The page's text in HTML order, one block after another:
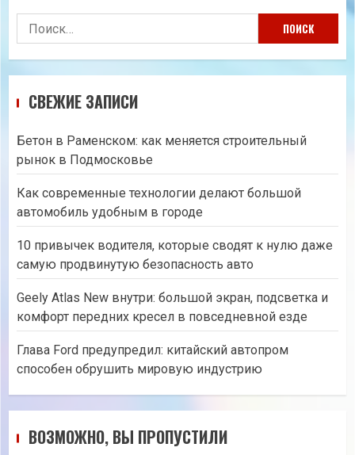
Найти:
СВЕЖИЕ ЗАПИСИ
Бетон в Раменском: как меняется строительный
рынок в Подмосковье
Как современные технологии делают большой
автомобиль удобным в городе
10 привычек водителя, которые сводят к нулю даже
самую продвинутую безопасность авто
Geely Atlas New внутри: большой экран, подсветка и
комфорт передних кресел в повседневной езде
Глава Ford предупредил: китайский автопром
способен обрушить мировую индустрию
ВОЗМОЖНО, ВЫ ПРОПУСТИЛИ